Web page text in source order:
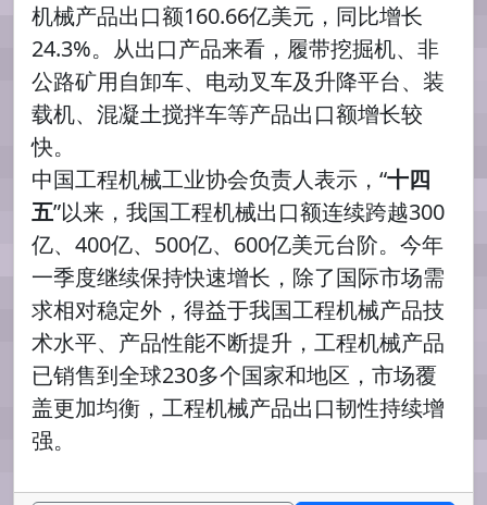
机械产品出口额160.66亿美元，同比增长
24.3%。从出口产品来看，履带挖掘机、非
公路矿用自卸车、电动叉车及升降平台、装
载机、混凝土搅拌车等产品出口额增长较
快。
中国工程机械工业协会负责人表示，“十四
五”以来，我国工程机械出口额连续跨越300
亿、400亿、500亿、600亿美元台阶。今年
一季度继续保持快速增长，除了国际市场需
求相对稳定外，得益于我国工程机械产品技
术水平、产品性能不断提升，工程机械产品
已销售到全球230多个国家和地区，市场覆
盖更加均衡，工程机械产品出口韧性持续增
强。